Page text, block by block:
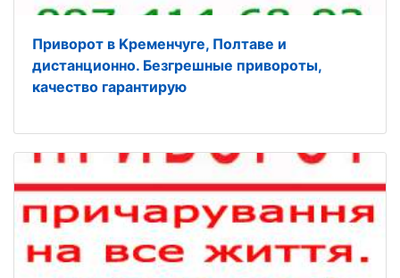
Приворот в Kременчуге, Полтаве и
дистанционно. Безгрешные привороты,
кaчество гарантирую